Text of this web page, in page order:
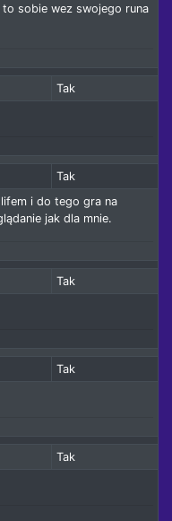
sobie wez swojego runa
Tak
Tak
i do tego gra na
jak dla mnie.
Tak
Tak
Tak